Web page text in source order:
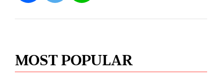
MOST POPULAR